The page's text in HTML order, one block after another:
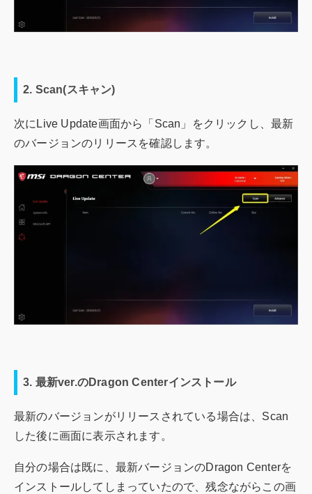
2. Scan(スキャン)
次にLive Update画面から「Scan」をクリックし、最新
のバージョンのリリースを確認します。
3. 最新ver.のDragon Centerインストール
最新のバージョンがリリースされている場合は、Scan
した後に画面に表示されます。
自分の場合は既に、最新バージョンのDragon Centerを
インストールしてしまっていたので、残念ながらこの画